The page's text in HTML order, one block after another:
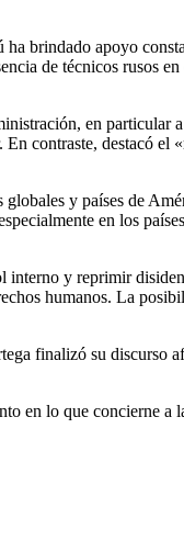
brindado apoyo
de técnicos rusos
en
contraste, destacó
y países de
en los
interno y reprimir
humanos. La
finalizó su discurso
en lo que concierne a